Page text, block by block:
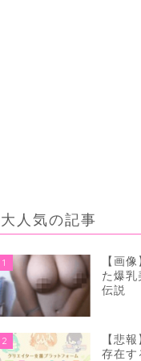
大人気の記事
1
【画
た爆乳
伝説
2
【悲
存在す